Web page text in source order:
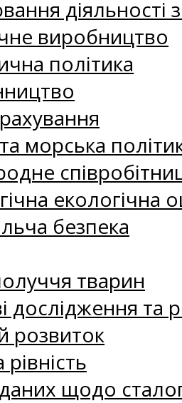
виробництво
політика
морська
екологічна
безпека
тварин
дослідження та
розвиток
щодо